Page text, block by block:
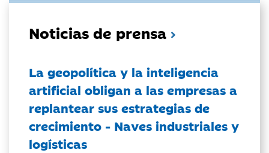
Noticias de prensa
La geopolítica y la inteligencia
artificial obligan a las empresas a
replantear sus estrategias de
crecimiento - Naves industriales y
logísticas